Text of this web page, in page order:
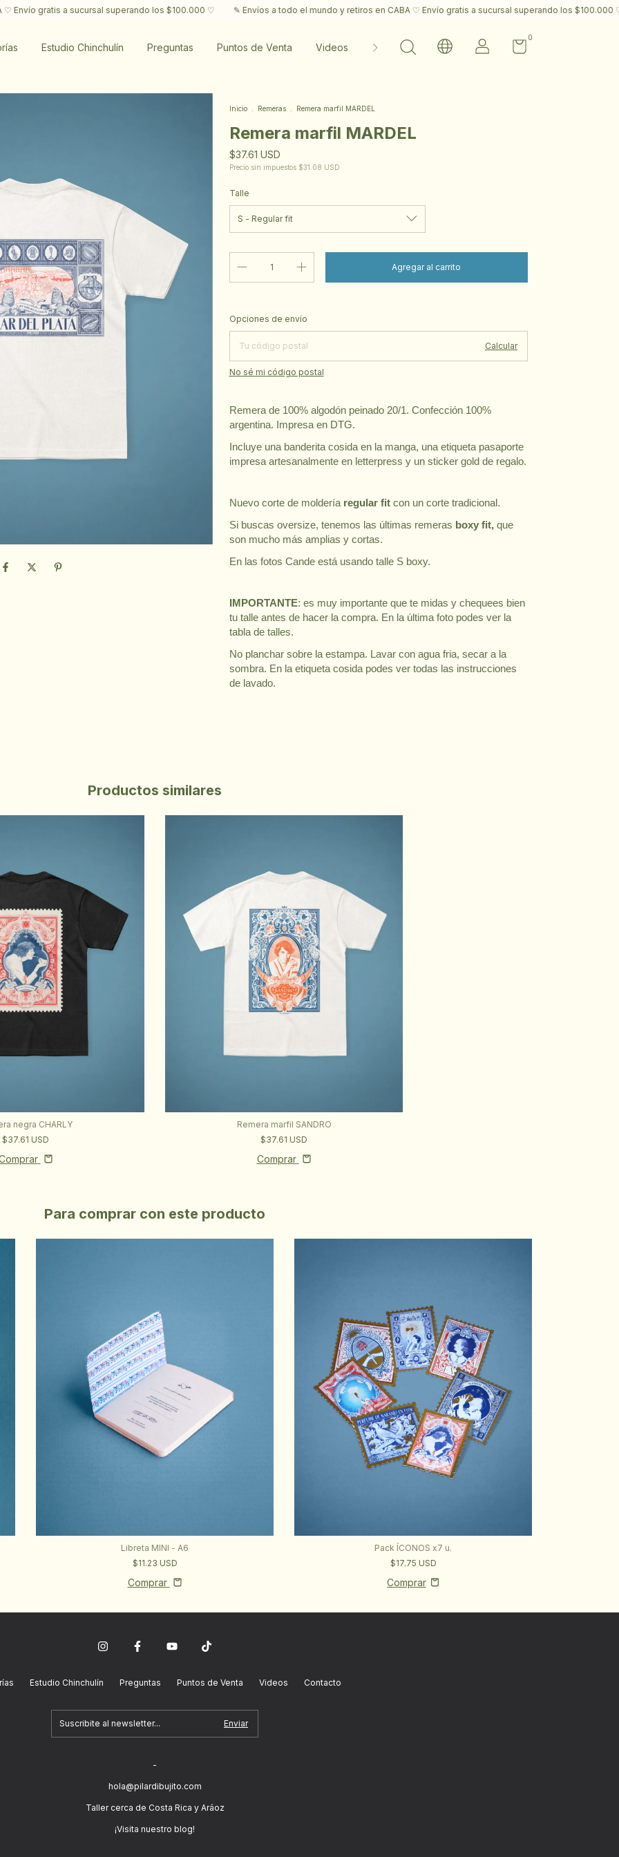
a sucursal superando los $100.000 ♡ ✎ Envíos a todo el mundo y retiros en CABA ♡ Envío gratis a sucursal superando los $100.000 ♡ ✎
Estudio Chinchulín Preguntas Puntos de Venta Videos Contacto
0
Inicio Remeras Remera marfil MARDEL
Remera marfil MARDEL
$37.61 USD
Precio sin impuestos $31.08 USD
Talle
Entregas para el CP:
Opciones de envío
Calcular
No sé mi código postal
Remera de 100% algodón peinado 20/1. Confección 100%
argentina. Impresa en DTG.
Incluye una banderita cosida en la manga, una etiqueta pasaporte
impresa artesanalmente en letterpress y un sticker gold de regalo.
Nuevo corte de moldería regular fit con un corte tradicional.
Si buscas oversize, tenemos las últimas remeras boxy fit, que
son mucho más amplias y cortas.
En las fotos Cande está usando talle S boxy.
IMPORTANTE: es muy importante que te midas y chequees bien
tu talle antes de hacer la compra. En la última foto podes ver la
tabla de talles.
No planchar sobre la estampa. Lavar con agua fria, secar a la
sombra. En la etiqueta cosida podes ver todas las instrucciones
de lavado.
Productos similares
negra CHARLY
$37.61 USD
Remera marfil SANDRO
$37.61 USD
Comprar
Para comprar con este producto
Libreta MINI - A6
$11.23 USD
Comprar
Pack ÍCONOS x7 u.
$17.75 USD
Estudio Chinchulín Preguntas Puntos de Venta Videos Contacto
-
hola@pilardibujito.com
Taller cerca de Costa Rica y Aráoz
¡Visita nuestro blog!